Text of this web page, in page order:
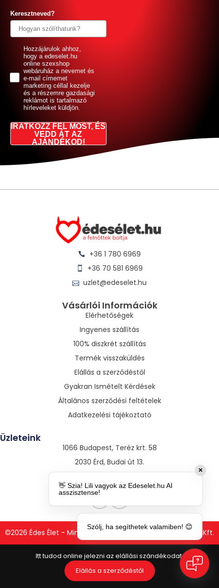
Keresztneved?
GDPRHozzájárulok ahhoz,
hogy a edeselet.hu
online szexshop
webáruház a nevemet és
e-mail címemet
marketing céllal kezelje
és a részemre gazdasági
reklámot is tartalmazó
hírleveleket küldjön.
IRATKOZZ FEL MOST, ÉS
VEDD ÁT AZ
AJÁNDÉKOD!
+36 1 780 6969
+36 70 581 6969
uzlet@edeselet.hu
Vásárlói Információk
Elérhetőségek
Ingyenes szállítás
100% diszkrét szállítás
Termék visszaküldés
Elállás a szerződéstől
Gyakran Ismételt Kérdések
Általános szerződési feltételek
Adatkezelési tájékoztató
Üzleteink
1066 Budapest, Teréz krt. 58
2030 Érd, Budai út 13.
©2026 Édes Élet - Minden jog fenntartva. Csomag Szerviz Kft.
Elállás a szerződéstől
✕
👋 Szia! Lili vagyok az Edeselet.hu AI
asszisztense!
Szólj, ha segíthetek valamiben! 😊